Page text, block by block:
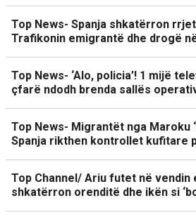
Top News- Spanja shkatërron
Trafikonin emigrantë dhe drogë
Top News- ‘Alo, policia’! 1 mijë
çfarë ndodh brenda sallës
Top News- Migrantët nga Maroku
Spanja rikthen kontrollet kufitare
Top Channel/ Ariu futet në vendin
shkatërron orenditë dhe ikën si